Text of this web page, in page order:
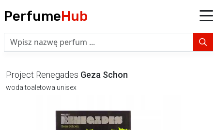
PerfumeHub
Project Renegades Geza Schon
woda toaletowa unisex